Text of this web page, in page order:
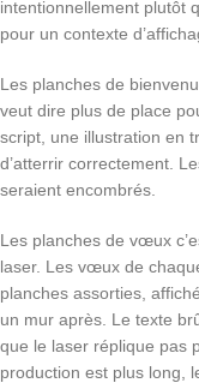
intentionnellement plutôt
pour un contexte
Les planches de
veut dire plus de place
script, une illustration en
d’atterrir correctement.
seraient encombrés.
Les planches de vœux
laser. Les vœux de
planches assorties,
un mur après. Le texte
que le laser réplique pas
production est plus long,